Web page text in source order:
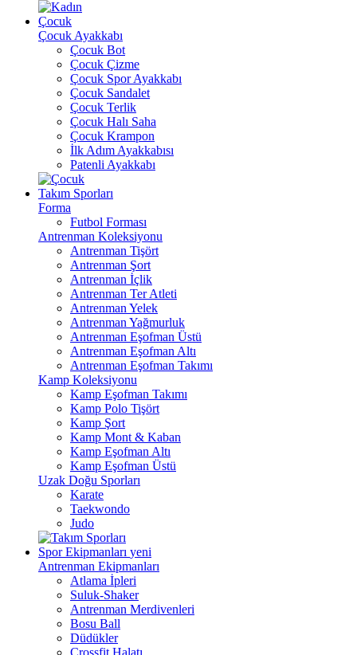
Çocuk
Çocuk Ayakkabı
Çocuk Bot
Çocuk Çizme
Çocuk Spor Ayakkabı
Çocuk Sandalet
Çocuk Terlik
Çocuk Halı Saha
Çocuk Krampon
İlk Adım Ayakkabısı
Patenli Ayakkabı
Takım Sporları
Forma
Futbol Forması
Antrenman Koleksiyonu
Antrenman Tişört
Antrenman Şort
Antrenman İçlik
Antrenman Ter Atleti
Antrenman Yelek
Antrenman Yağmurluk
Antrenman Eşofman Üstü
Antrenman Eşofman Altı
Antrenman Eşofman Takımı
Kamp Koleksiyonu
Kamp Eşofman Takımı
Kamp Polo Tişört
Kamp Şort
Kamp Mont & Kaban
Kamp Eşofman Altı
Kamp Eşofman Üstü
Uzak Doğu Sporları
Karate
Taekwondo
Judo
Spor Ekipmanları yeni
Antrenman Ekipmanları
Atlama İpleri
Suluk-Shaker
Antrenman Merdivenleri
Bosu Ball
Düdükler
Crossfit Halatı